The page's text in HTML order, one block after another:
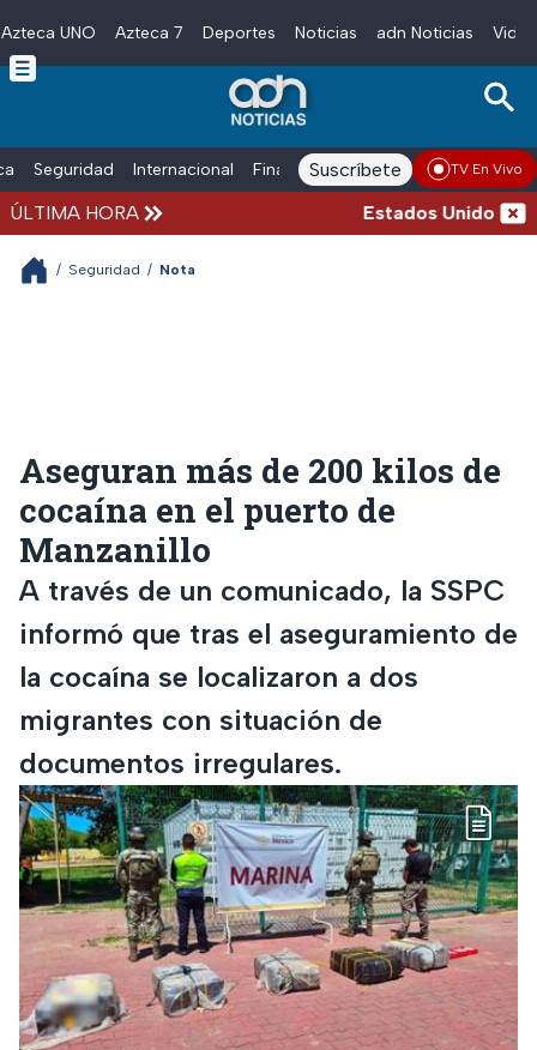
Skip to main content
Azteca UNO Azteca 7 Deportes Noticias adn Noticias
Seguridad Internacional Finanzas adn Noticias Radio
Suscríbete TV En Vivo
ÚLTIMA HORA Estados Unidos
/ Seguridad / Nota
Aseguran más de 200 kilos de
cocaína en el puerto de
Manzanillo
A través de un comunicado, la SSPC
informó que tras el aseguramiento de
la cocaína se localizaron a dos
migrantes con situación de
documentos irregulares.